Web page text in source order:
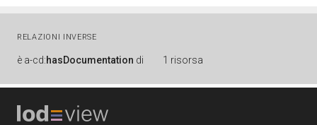
RELAZIONI INVERSE
è a-cd:hasDocumentation di 1 risorsa